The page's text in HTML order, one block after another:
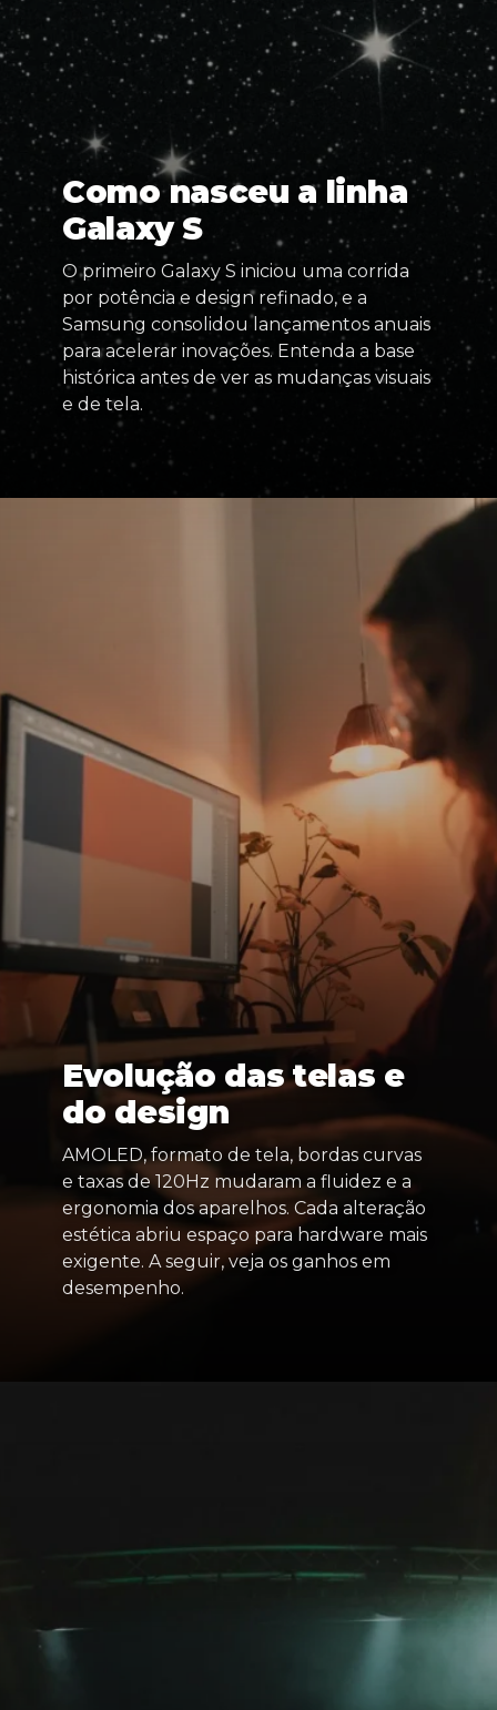
Como nasceu a linha
Galaxy S
O primeiro Galaxy S iniciou uma corrida
por potência e design refinado, e a
Samsung consolidou lançamentos anuais
para acelerar inovações. Entenda a base
histórica antes de ver as mudanças visuais
e de tela.
Evolução das telas e
do design
AMOLED, formato de tela, bordas curvas
e taxas de 120Hz mudaram a fluidez e a
ergonomia dos aparelhos. Cada alteração
estética abriu espaço para hardware mais
exigente. A seguir, veja os ganhos em
desempenho.